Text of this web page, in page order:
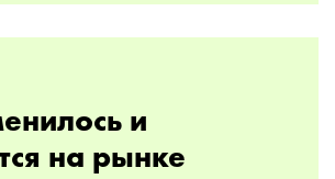
и
на рынке